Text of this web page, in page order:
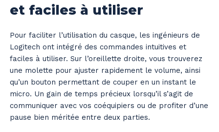
et faciles à utiliser
Pour faciliter l’utilisation du casque, les ingénieurs de
Logitech ont intégré des commandes intuitives et
faciles à utiliser. Sur l’oreillette droite, vous trouverez
une molette pour ajuster rapidement le volume, ainsi
qu’un bouton permettant de couper en un instant le
micro. Un gain de temps précieux lorsqu’il s’agit de
communiquer avec vos coéquipiers ou de profiter d’une
pause bien méritée entre deux parties.